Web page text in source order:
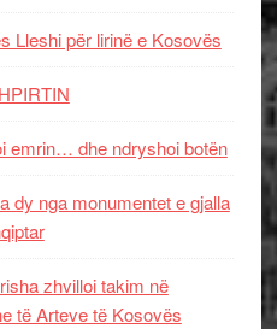
Lleshi për lirinë e Kosovës
emrin… dhe ndryshoi botën
dy nga monumentet e gjalla
zhvilloi takim në
të Arteve të Kosovës